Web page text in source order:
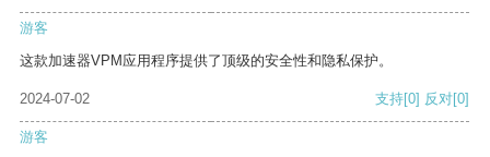
游客
这款加速器VPM应用程序提供了顶级的安全性和隐私保护。
2024-07-02 支持[0] 反对[0]
游客